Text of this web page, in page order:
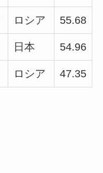
ロシア 55.68
日本 54.96
ロシア 47.35